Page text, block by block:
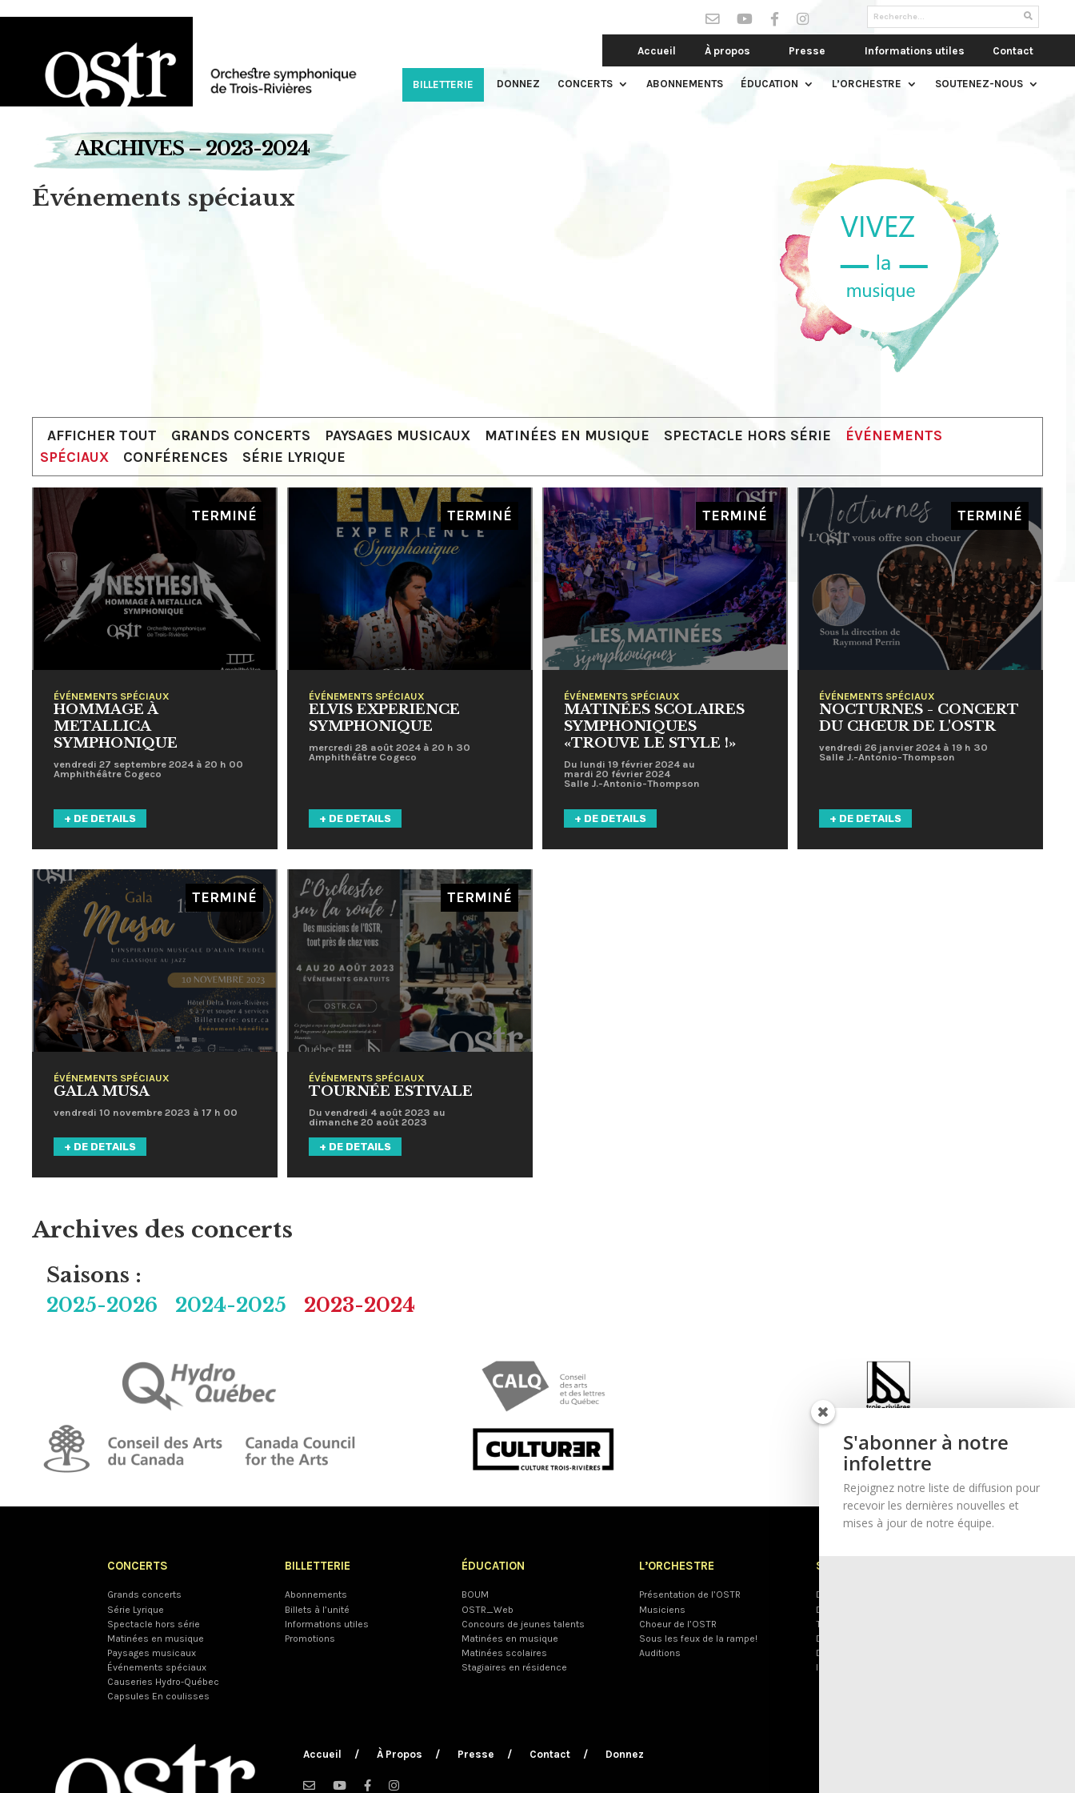
Accueil À propos Presse Informations utiles Contact
BILLETTERIE DONNEZ CONCERTS ABONNEMENTS ÉDUCATION L’ORCHESTRE SOUTENEZ-NOUS
ARCHIVES – 2023-2024
Événements spéciaux
AFFICHER TOUT GRANDS CONCERTS PAYSAGES MUSICAUX MATINÉES EN MUSIQUE SPECTACLE HORS SÉRIE
ÉVÉNEMENTS
SPÉCIAUX
CONFÉRENCES SÉRIE LYRIQUE
TERMINÉ
ÉVÉNEMENTS SPÉCIAUX
HOMMAGE À
METALLICA
SYMPHONIQUE
vendredi 27 septembre 2024 à 20 h 00
Amphithéâtre Cogeco
+ DE DETAILS
TERMINÉ
ÉVÉNEMENTS SPÉCIAUX
ELVIS EXPERIENCE
SYMPHONIQUE
mercredi 28 août 2024 à 20 h 30
Amphithéâtre Cogeco
+ DE DETAILS
TERMINÉ
ÉVÉNEMENTS SPÉCIAUX
MATINÉES SCOLAIRES
SYMPHONIQUES
«TROUVE LE STYLE !»
Du lundi 19 février 2024 au
mardi 20 février 2024
Salle J.-Antonio-Thompson
+ DE DETAILS
TERMINÉ
ÉVÉNEMENTS SPÉCIAUX
NOCTURNES - CONCERT
DU CHŒUR DE L'OSTR
vendredi 26 janvier 2024 à 19 h 30
Salle J.-Antonio-Thompson
+ DE DETAILS
TERMINÉ
ÉVÉNEMENTS SPÉCIAUX
GALA MUSA
vendredi 10 novembre 2023 à 17 h 00
+ DE DETAILS
TERMINÉ
ÉVÉNEMENTS SPÉCIAUX
TOURNÉE ESTIVALE
Duvendredi 4 août 2023 au
dimanche 20 août 2023
+ DE DETAILS
Archives des concerts
Saisons :
2025-2026 2024-2025 2023-2024
CONCERTS
Grands concerts
Série Lyrique
Spectacle hors série
Matinées en musique
Paysages musicaux
Événements spéciaux
Causeries Hydro-Québec
Capsules En coulisses
BILLETTERIE
Abonnements
Billets à l’unité
Informations utiles
Promotions
ÉDUCATION
BOUM
OSTR_Web
Concours de jeunes talents
Matinées en musique
Matinées scolaires
Stagiaires en résidence
L’ORCHESTRE
Présentation de l’OSTR
Musiciens
Choeur de l’OSTR
Sous les feux de la rampe!
Auditions
SOUTENEZ-NOUS
Donnez
Dons planifiés
Tirage
Devenez bénévole
Devenez commanditaire
Infolettre
Accueil À Propos Presse Contact Donnez
S'abonner à notre
infolettre
Rejoignez notre liste de diffusion pour
recevoir les dernières nouvelles et
mises à jour de notre équipe.